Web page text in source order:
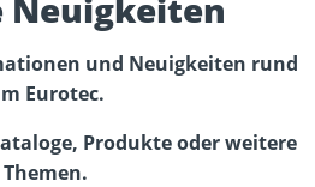
Neuigkeiten
und Neuigkeiten rund
Eurotec.
Produkte oder weitere
Themen.